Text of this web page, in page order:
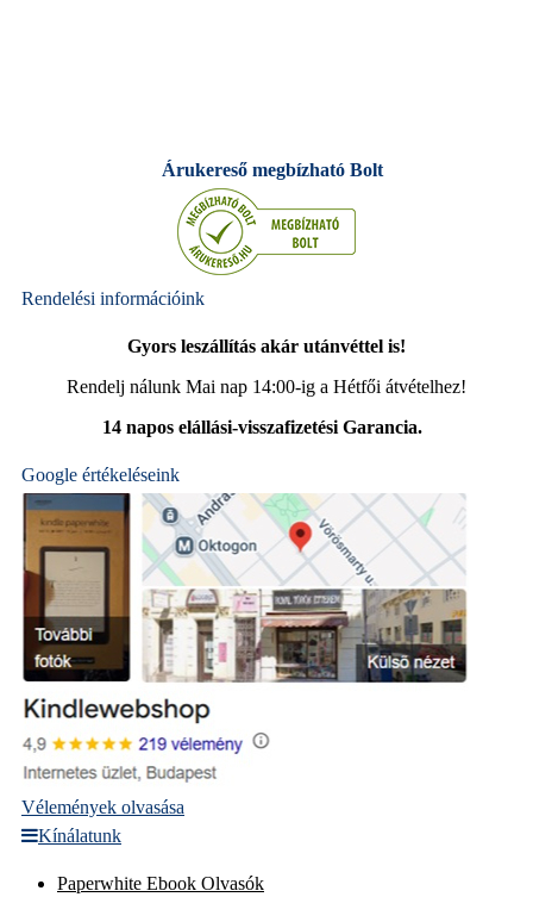
Árukereső megbízható Bolt
Rendelési információink
Gyors leszállítás akár utánvéttel is!
Rendelj nálunk Mai nap 14:00-ig a Hétfői átvételhez!
14 napos elállási-visszafizetési Garancia.
Google értékeléseink
Vélemények olvasása
Kínálatunk
Paperwhite Ebook Olvasók